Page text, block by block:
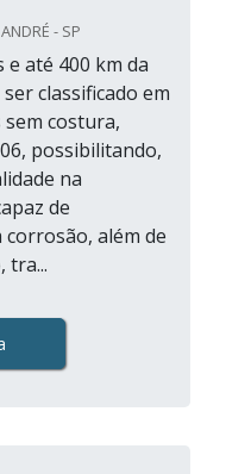
- SP
e até 400 km da
classificado em
sem costura,
possibilitando,
na
de
além de
tra...